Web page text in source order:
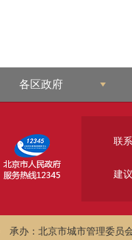
各区政府
联
建
承办：北京市城市管理委员